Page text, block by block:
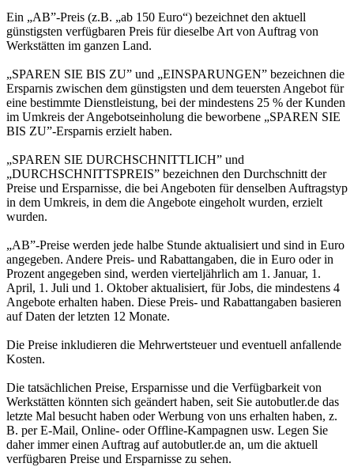
Ein „AB”-Preis (z.B. „ab 150 Euro“) bezeichnet den aktuell
günstigsten verfügbaren Preis für dieselbe Art von Auftrag von
Werkstätten im ganzen Land.
„SPAREN SIE BIS ZU” und „EINSPARUNGEN” bezeichnen die
Ersparnis zwischen dem günstigsten und dem teuersten Angebot für
eine bestimmte Dienstleistung, bei der mindestens 25 % der Kunden
im Umkreis der Angebotseinholung die beworbene „SPAREN SIE
BIS ZU”-Ersparnis erzielt haben.
„SPAREN SIE DURCHSCHNITTLICH” und
„DURCHSCHNITTSPREIS” bezeichnen den Durchschnitt der
Preise und Ersparnisse, die bei Angeboten für denselben Auftragstyp
in dem Umkreis, in dem die Angebote eingeholt wurden, erzielt
wurden.
„AB”-Preise werden jede halbe Stunde aktualisiert und sind in Euro
angegeben. Andere Preis- und Rabattangaben, die in Euro oder in
Prozent angegeben sind, werden vierteljährlich am 1. Januar, 1.
April, 1. Juli und 1. Oktober aktualisiert, für Jobs, die mindestens 4
Angebote erhalten haben. Diese Preis- und Rabattangaben basieren
auf Daten der letzten 12 Monate.
Die Preise inkludieren die Mehrwertsteuer und eventuell anfallende
Kosten.
Die tatsächlichen Preise, Ersparnisse und die Verfügbarkeit von
Werkstätten könnten sich geändert haben, seit Sie autobutler.de das
letzte Mal besucht haben oder Werbung von uns erhalten haben, z.
B. per E-Mail, Online- oder Offline-Kampagnen usw. Legen Sie
daher immer einen Auftrag auf autobutler.de an, um die aktuell
verfügbaren Preise und Ersparnisse zu sehen.